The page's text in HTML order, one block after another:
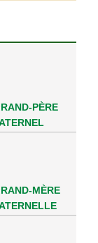
PÈRE
MÈRE